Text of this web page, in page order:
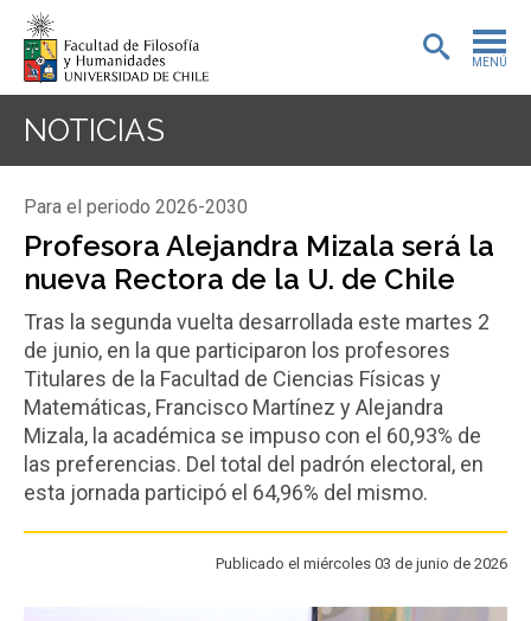
MENÚ
POSTGRADO
INVESTIGACIÓN
EXTENSIÓN
BIBLIOTECA
DEPARTAMENTOS
Funcionarios
NOTICIAS
Para el periodo 2026-2030
Profesora Alejandra Mizala será la
nueva Rectora de la U. de Chile
Tras la segunda vuelta desarrollada este martes 2
de junio, en la que participaron los profesores
Titulares de la Facultad de Ciencias Físicas y
Matemáticas, Francisco Martínez y Alejandra
Mizala, la académica se impuso con el 60,93% de
las preferencias. Del total del padrón electoral, en
esta jornada participó el 64,96% del mismo.
Publicado el miércoles 03 de junio de 2026